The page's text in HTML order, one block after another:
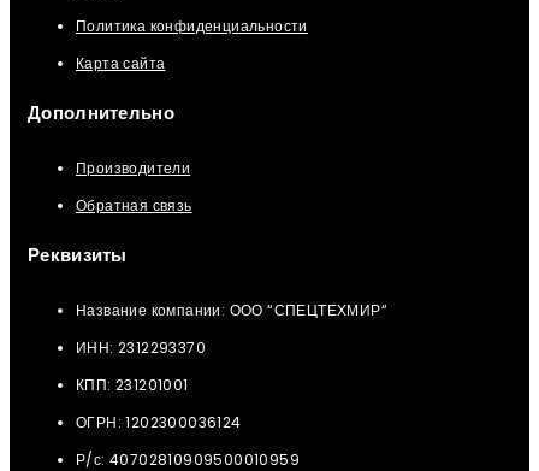
Политика конфиденциальности
Карта сайта
Дополнительно
Производители
Обратная связь
Реквизиты
Название компании: ООО “СПЕЦТЕХМИР“
ИНН: 2312293370
КПП: 231201001
ОГРН: 1202300036124
Р/с: 40702810909500010959